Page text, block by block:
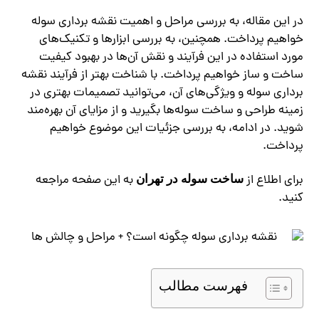
در این مقاله، به بررسی مراحل و اهمیت نقشه برداری سوله
خواهیم پرداخت. همچنین، به بررسی ابزارها و تکنیک‌های
مورد استفاده در این فرآیند و نقش آن‌ها در بهبود کیفیت
ساخت و ساز خواهیم پرداخت. با شناخت بهتر از فرآیند نقشه
برداری سوله و ویژگی‌های آن، می‌توانید تصمیمات بهتری در
زمینه طراحی و ساخت سوله‌ها بگیرید و از مزایای آن بهره‌مند
شوید. در ادامه، به بررسی جزئیات این موضوع خواهیم
پرداخت.
برای اطلاع ازساخت سوله در تهران به این صفحه مراجعه
کنید.
فهرست مطالب